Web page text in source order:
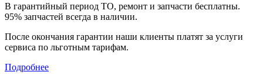
В гарантийный период ТО, ремонт и запчасти бесплатны.
95% запчастей всегда в наличии.
После окончания гарантии наши клиенты платят за услуги
сервиса по льготным тарифам.
Подробнее